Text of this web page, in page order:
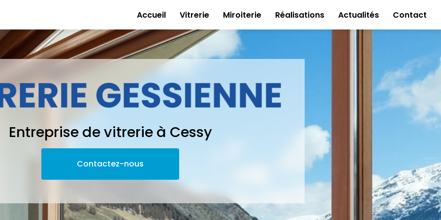
Accueil
Vitrerie Miroiterie Réalisations Actualités Contact
Entreprise de vitrerie à Cessy
Contactez-nous